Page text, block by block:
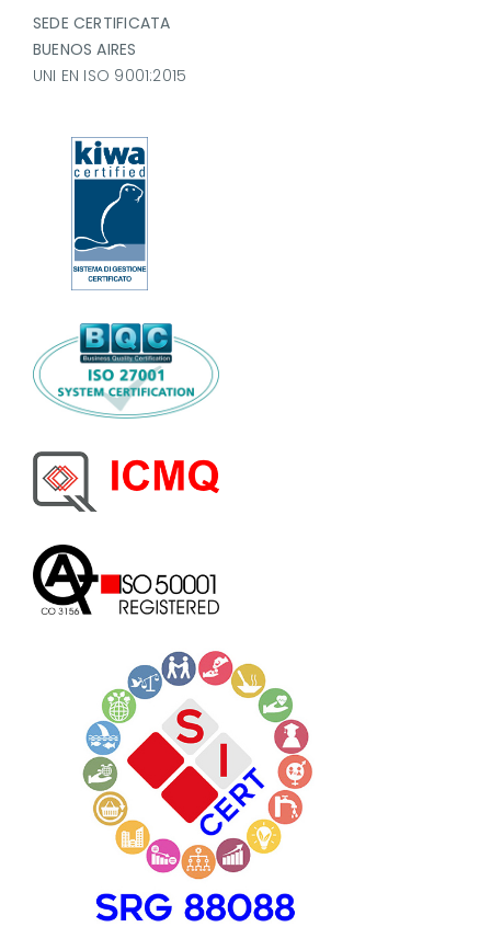
SEDE CERTIFICATA
BUENOS AIRES
UNI EN ISO 9001:2015